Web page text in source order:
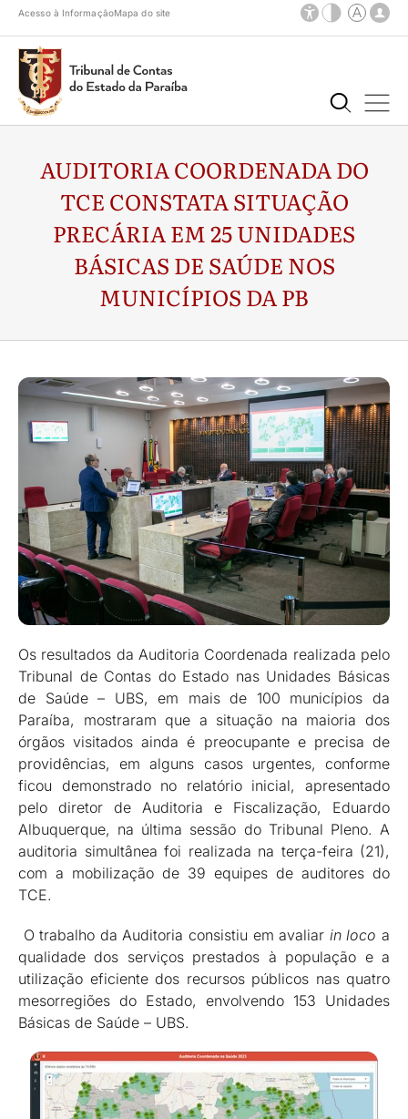
Acesso à InformaçãoMapa do site
AUDITORIA COORDENADA DO
TCE CONSTATA SITUAÇÃO
PRECÁRIA EM 25 UNIDADES
BÁSICAS DE SAÚDE NOS
MUNICÍPIOS DA PB
Os resultados da Auditoria Coordenada realizada pelo
Tribunal de Contas do Estado nas Unidades Básicas
de Saúde – UBS, em mais de 100 municípios da
Paraíba, mostraram que a situação na maioria dos
órgãos visitados ainda é preocupante e precisa de
providências, em alguns casos urgentes, conforme
ficou demonstrado no relatório inicial, apresentado
pelo diretor de Auditoria e Fiscalização, Eduardo
Albuquerque, na última sessão do Tribunal Pleno. A
auditoria simultânea foi realizada na terça-feira (21),
com a mobilização de 39 equipes de auditores do
TCE.
O trabalho da Auditoria consistiu em avaliar in loco a
qualidade dos serviços prestados à população e a
utilização eficiente dos recursos públicos nas quatro
mesorregiões do Estado, envolvendo 153 Unidades
Básicas de Saúde – UBS.